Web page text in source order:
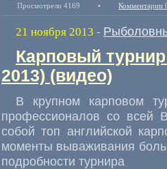
Просмотрели 4169 • Комментарии
21 ноября 2013 -
Карповый
2013) (видео)
В крупном карповом
профессионалов со всей
собой топ английской
моменты вываживания
подробности турнира